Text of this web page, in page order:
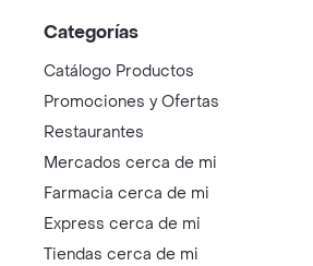
Categorías
Catálogo Productos
Promociones y Ofertas
Restaurantes
Mercados cerca de mi
Farmacia cerca de mi
Express cerca de mi
Tiendas cerca de mi